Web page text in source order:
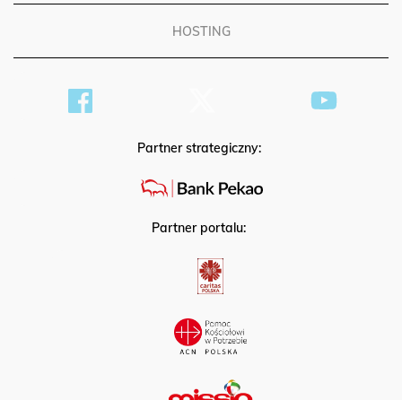
HOSTING
Partner strategiczny:
Partner portalu: